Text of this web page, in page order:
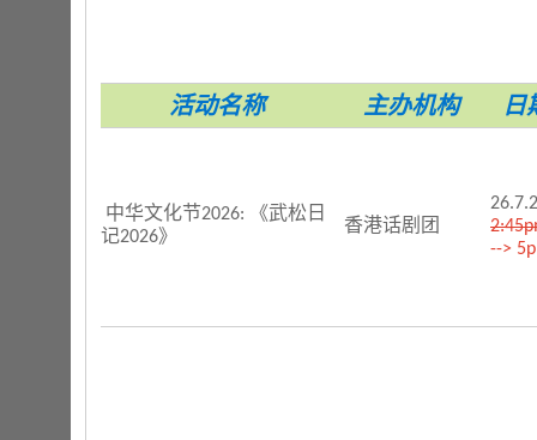
活动名称 主办机构 日
中华文化节2026: 《武松日
记2026》
香港话剧团
-->